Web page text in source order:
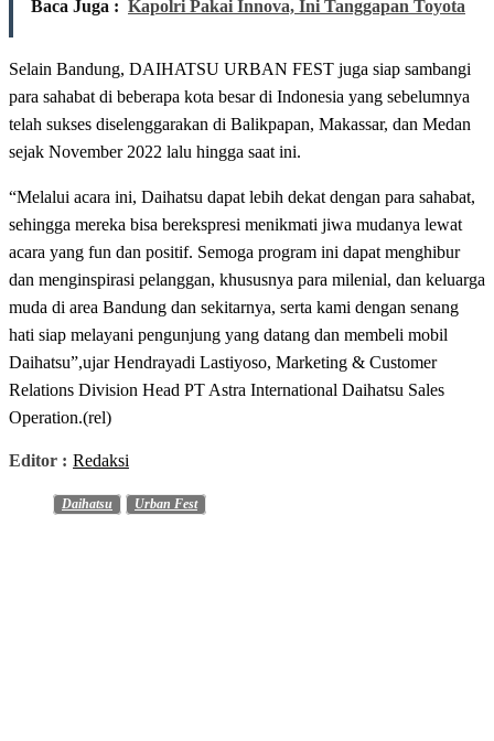
Baca Juga : Kapolri Pakai Innova, Ini Tanggapan Toyota
Selain Bandung, DAIHATSU URBAN FEST juga siap sambangi
para sahabat di beberapa kota besar di Indonesia yang sebelumnya
telah sukses diselenggarakan di Balikpapan, Makassar, dan Medan
sejak November 2022 lalu hingga saat ini.
“Melalui acara ini, Daihatsu dapat lebih dekat dengan para sahabat,
sehingga mereka bisa berekspresi menikmati jiwa mudanya lewat
acara yang fun dan positif. Semoga program ini dapat menghibur
dan menginspirasi pelanggan, khususnya para milenial, dan keluarga
muda di area Bandung dan sekitarnya, serta kami dengan senang
hati siap melayani pengunjung yang datang dan membeli mobil
Daihatsu”,ujar Hendrayadi Lastiyoso, Marketing & Customer
Relations Division Head PT Astra International Daihatsu Sales
Operation.(rel)
Editor : Redaksi
Daihatsu Urban Fest